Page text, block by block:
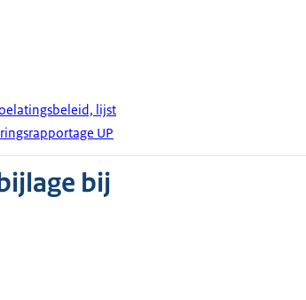
lijst
UP
bij